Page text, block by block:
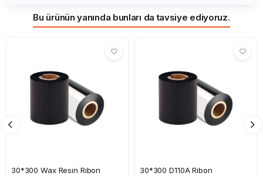
Bu ürünün yanında bunları da tavsiye ediyoruz.
30*300 Wax Resin Ribon 30*300 D110A Ribon